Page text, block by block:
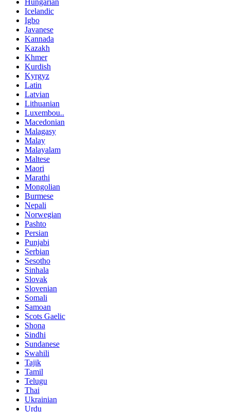
Hungarian
Icelandic
Igbo
Javanese
Kannada
Kazakh
Khmer
Kurdish
Kyrgyz
Latin
Latvian
Lithuanian
Luxembou..
Macedonian
Malagasy
Malay
Malayalam
Maltese
Maori
Marathi
Mongolian
Burmese
Nepali
Norwegian
Pashto
Persian
Punjabi
Serbian
Sesotho
Sinhala
Slovak
Slovenian
Somali
Samoan
Scots Gaelic
Shona
Sindhi
Sundanese
Swahili
Tajik
Tamil
Telugu
Thai
Ukrainian
Urdu